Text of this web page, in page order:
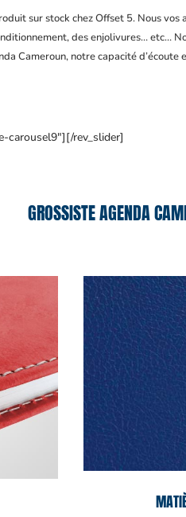
sur stock chez Offset 5. Nous
des enjolivures… etc…
Cameroun, notre capacité
carousel9″][/rev_slider]
GROSSISTE AGENDA